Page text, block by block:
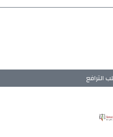
الترافع